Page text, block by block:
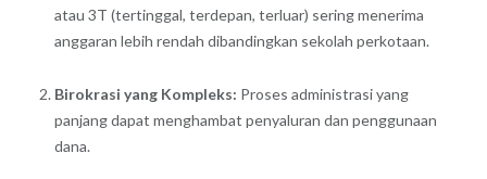
atau 3T (tertinggal, terdepan, terluar) sering menerima
anggaran lebih rendah dibandingkan sekolah perkotaan.
Birokrasi yang Kompleks: Proses administrasi yang
panjang dapat menghambat penyaluran dan penggunaan
dana.